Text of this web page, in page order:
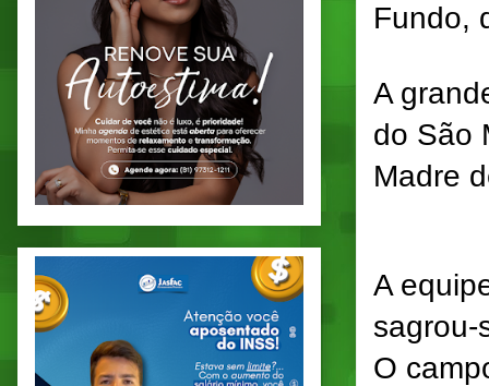
Fundo,
A
do São
Madre
A
sagrou-
O